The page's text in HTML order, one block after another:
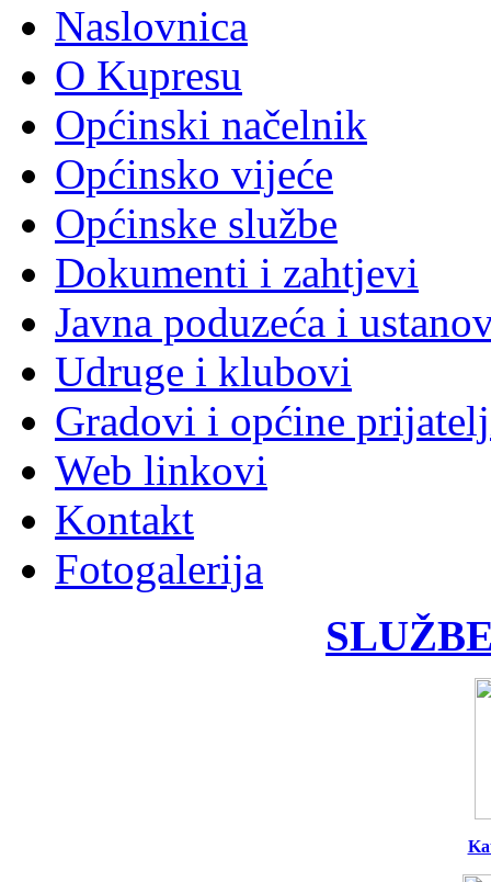
Naslovnica
O Kupresu
Općinski načelnik
Općinsko vijeće
Općinske službe
Dokumenti i zahtjevi
Javna poduzeća i
Udruge i klubovi
Gradovi i općine
Web linkovi
Kontakt
Fotogalerija